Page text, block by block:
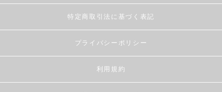
特定商取引法に基づく表記
プライバシーポリシー
利用規約